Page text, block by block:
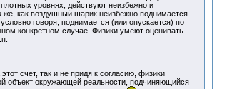
уровнях, действуют неизбежно и
же, как воздушный шарик неизбежно поднимается
говоря, поднимается (или опускается) по
конкретном случае. Физики умеют оценивать
счет, так и не придя к согласию, физики
объект окружающей реальности, подчиняющийся